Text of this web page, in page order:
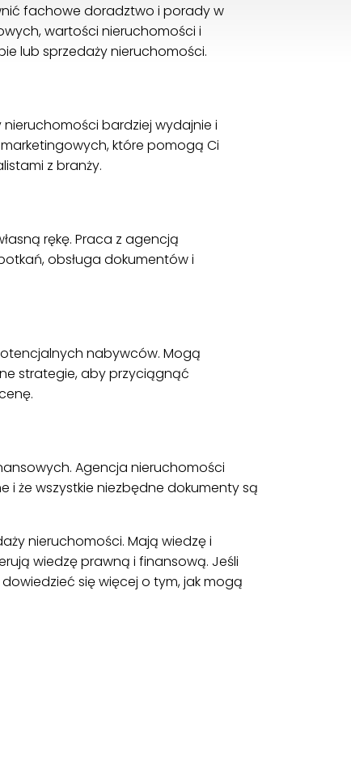
fachowe doradztwo i porady w
wartości nieruchomości i
lub sprzedaży nieruchomości.
bardziej wydajnie i
które pomogą Ci
z branży.
rękę. Praca z agencją
obsługa dokumentów i
nabywców. Mogą
strategie, aby przyciągnąć
Agencja nieruchomości
i że wszystkie niezbędne dokumenty są
nieruchomości. Mają wiedzę i
wiedzę prawną i finansową. Jeśli
się więcej o tym, jak mogą